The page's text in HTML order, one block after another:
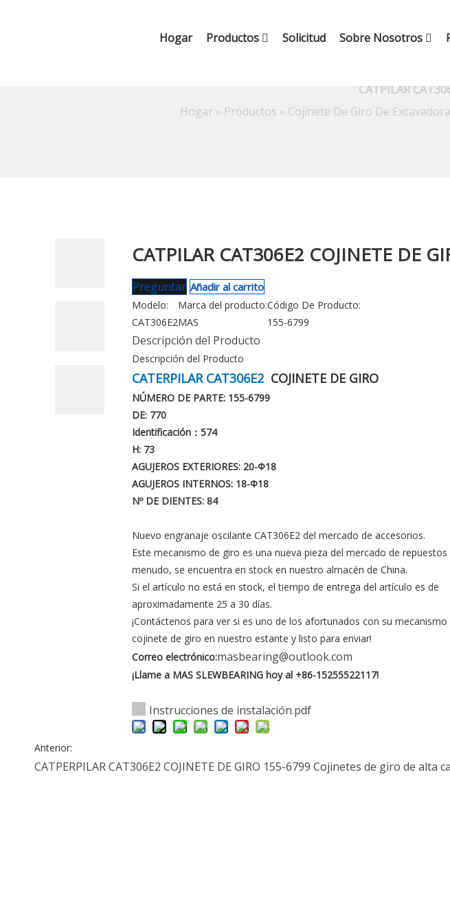
Hogar Productos Solicitud Sobre Nosotros
CATPILAR
Hogar » Productos » Cojinete De Giro De Excavadora
CATPILAR CAT306E2 COJINETE DE
Preguntar Añadir al carrito
Modelo:
CAT306E2
Marca del producto:
MAS
Código De Producto:
155-6799
Descripción del Producto
Descripción del Producto
CATERPILAR CAT306E2 COJINETE DE GIRO
NÚMERO DE PARTE: 155-6799
DE: 770
Identificación：574
H: 73
AGUJEROS EXTERIORES: 20-Φ18
AGUJEROS INTERNOS: 18-Φ18
Nº DE DIENTES: 84
Nuevo engranaje oscilante CAT306E2 del mercado de accesorios.
Este mecanismo de giro es una nueva pieza del mercado de repuestos
menudo, se encuentra en stock en nuestro almacén de China.
Si el artículo no está en stock, el tiempo de entrega del artículo es de
aproximadamente 25 a 30 días.
¡Contáctenos para ver si es uno de los afortunados con su
cojinete de giro en nuestro estante y listo para enviar!
Correo electrónico:masbearing@outlook.com
¡Llame a MAS SLEWBEARING hoy al +86-15255522117!
Instrucciones de instalación.pdf
Anterior:
CATPERPILAR CAT306E2 COJINETE DE GIRO 155-6799 Cojinetes de giro de alta